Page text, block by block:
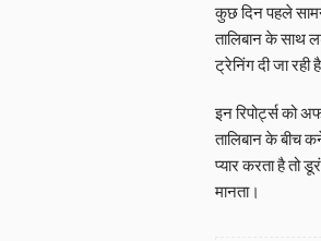
कुछ दिन पहले
तालिबान के साथ
ट्रेनिंग दी जा रही
इन रिपोर्ट्स को
तालिबान के बीच
प्यार करता है तो
मानता।